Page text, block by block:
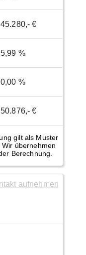
45.280,- €
5,99 %
0,00 %
50.876,- €
gilt als Muster
übernehmen
Berechnung.
aufnehmen